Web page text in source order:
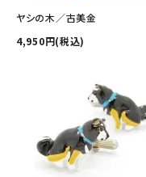
ご利用ガイド
お問い合わせ
ヤシの木／古美金
4,950円(税込)